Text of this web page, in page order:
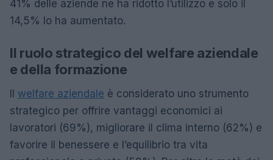
41% delle aziende ne ha ridotto l’utilizzo e solo il
14,5% lo ha aumentato.
Il ruolo strategico del welfare aziendale
e della formazione
welfare aziendale è considerato uno strumento
strategico per offrire vantaggi economici ai
lavoratori (69%), migliorare il clima interno (62%) e
favorire il benessere e l’equilibrio tra vita